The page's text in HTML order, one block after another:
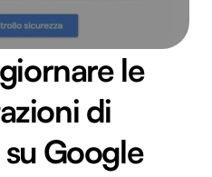
le
di
Google